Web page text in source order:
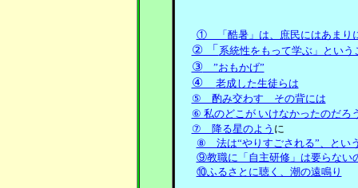
① 「酷暑」は、庶民にはあまり
② 「 系統性をもって学ぶ」という
③”おもかげ”
④ 老成した生徒らは
⑤ 酌み交わす その背には
⑥ 私のどこが いけなかったのだろ
⑦ 降る星のよう に 〈
⑧ 法は“やりすごされる”、とい
⑨教職に「自主研修」は要らない
⑩ふるさとに聴く、潮の遠鳴り